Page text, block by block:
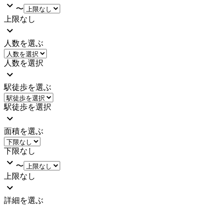
〜
上限なし
人数を選ぶ
人数を選択
駅徒歩を選ぶ
駅徒歩を選択
面積を選ぶ
下限なし
〜
上限なし
詳細を選ぶ